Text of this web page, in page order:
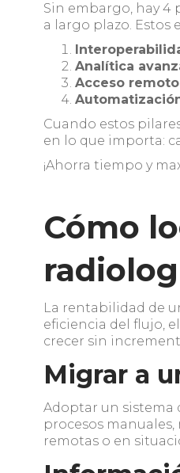
Sin embargo, hay
a largo plazo. Estos
Analítica
Acceso
Cuando estos
en lo que importa:
¡Ahorra tiempo y
Cómo
La rentabilidad de
eficiencia del flujo,
crecer sin
Migrar a
Adoptar un sistema
procesos
remotas o en